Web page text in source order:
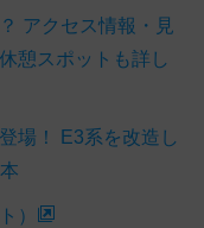
アクセス情報・見
憩スポットも詳し
場！ E3系を改造し
）